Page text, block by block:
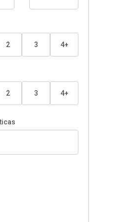
2 3 4+
2 3 4+